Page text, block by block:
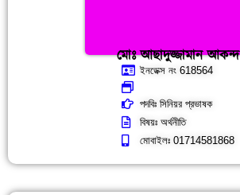
মোঃ আছাদুজ্জামান আকন্দ
ইনডেক্স নং 618564
পদবিঃ সিনিয়র প্রভাষক
বিষয়ঃ অর্থনীতি
মোবাইলঃ 01714581868